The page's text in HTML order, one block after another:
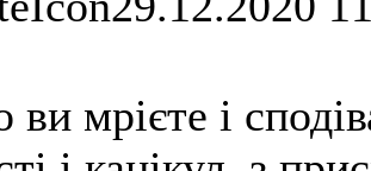
ви мрієте і